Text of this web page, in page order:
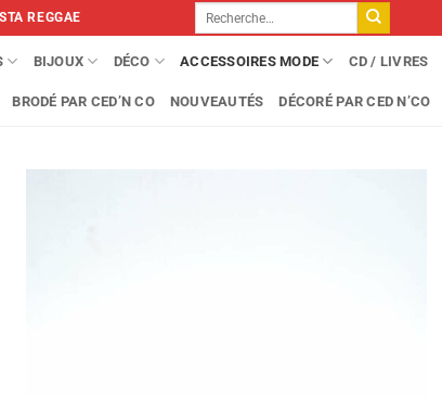
REGGAE
Recherche
pour :
BIJOUX DÉCO ACCESSOIRES MODE CD / LIVRES
BRODÉ PAR CED’N CO NOUVEAUTÉS DÉCORÉ PAR CED N’CO